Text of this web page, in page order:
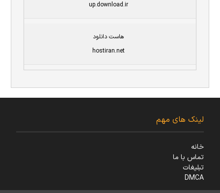
up.download.ir
هاست دانلود
hostiran.net
لینک های مهم
خانه
تماس با ما
تبلیغات
DMCA